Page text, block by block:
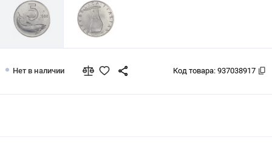
Нет в наличии Код товара: 937038917